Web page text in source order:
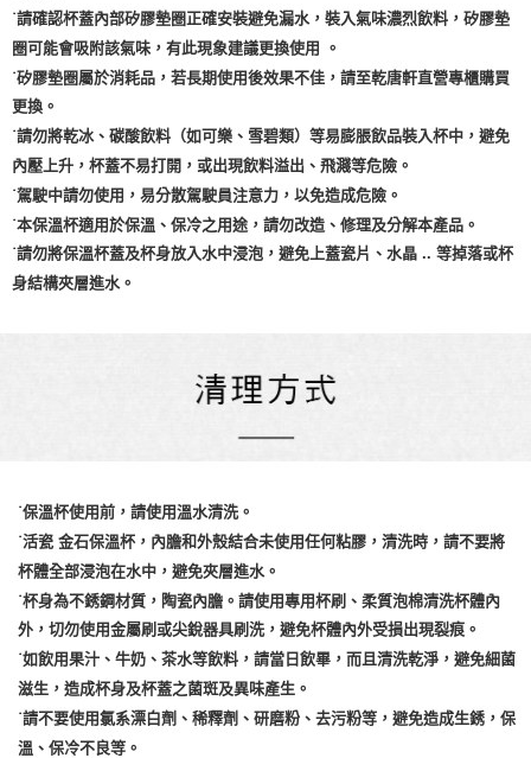
˙請確認杯蓋內部矽膠墊圈正確安裝避免漏水，裝入氣味濃烈飲料，矽膠墊
圈可能會吸附該氣味，有此現象建議更換使用 。
˙矽膠墊圈屬於消耗品，若長期使用後效果不佳，請至乾唐軒直營專櫃購買
更換。
˙請勿將乾冰、碳酸飲料（如可樂、雪碧類）等易膨脹飲品裝入杯中，避免
內壓上升，杯蓋不易打開，或出現飲料溢出、飛濺等危險。
˙駕駛中請勿使用，易分散駕駛員注意力，以免造成危險。
˙本保溫杯適用於保溫、保冷之用途，請勿改造、修理及分解本產品。
˙請勿將保溫杯蓋及杯身放入水中浸泡，避免上蓋瓷片、水晶 .. 等掉落或杯
身結構夾層進水。
˙保溫杯使用前，請使用溫水清洗。
˙活瓷 金石保溫杯，內膽和外殼結合未使用任何粘膠，清洗時，請不要將
杯體全部浸泡在水中，避免夾層進水。
˙杯身為不銹鋼材質，陶瓷內膽。請使用專用杯刷、柔質泡棉清洗杯體內
外，切勿使用金屬刷或尖銳器具刷洗，避免杯體內外受損出現裂痕。
˙如飲用果汁、牛奶、茶水等飲料，請當日飲畢，而且清洗乾淨，避免細菌
滋生，造成杯身及杯蓋之菌斑及異味產生。
˙請不要使用氯系漂白劑、稀釋劑、研磨粉、去污粉等，避免造成生銹，保
溫、保冷不良等。